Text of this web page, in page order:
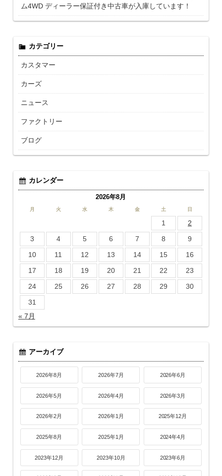
ム4WD ディーラー保証付き中古車が入庫しています！
カテゴリー
カスタマー
カーズ
ニュース
ファクトリー
ブログ
カレンダー
2026年8月
月 火 水 木 金 土 日
1
2
3
4 5 6 7 8
9
10
11 12 13 14 15
16
17
18 19 20 21 22
23
24
25 26 27 28 29
30
31
« 7月
アーカイブ
2026年8月 2026年7月 2026年6月
2026年5月 2026年4月 2026年3月
2026年2月 2026年1月 2025年12月
2025年8月 2025年1月 2024年4月
2023年12月 2023年10月 2023年6月